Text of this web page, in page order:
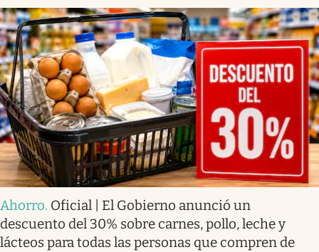
Ahorro. Oficial | El Gobierno anunció un
descuento del 30% sobre carnes, pollo, leche y
lácteos para todas las personas que compren de